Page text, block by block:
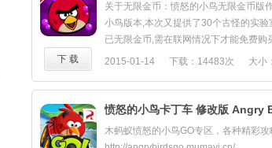
可测的地下洞穴内，对于小鸟们是一个
战。
观察和分析地理条件能够帮助你发现坏猪
迹，消灭他们，并找到他们藏匿的宝石
愤怒的小鸟破解版下载：
关于无限金币：愤怒的小鸟无限金币版
小鸟版本,本次又提供了30个古怪的实验
已无限金币,需在联网情况下才能免费购
付款窗口请选择返回,就能取得所要的物
各类平台上累计被下载已超过10亿次!!!
版也已经登陆安卓平台，并且搭载新篇
偷走鸟蛋的猪，一直以自己的身体为武
2015-01-14 下载：14483次 大小
下 载
愤怒的小鸟卡丁车 修改版 Angry
木蚂蚁愤怒的小鸟GO专区，各种精彩攻